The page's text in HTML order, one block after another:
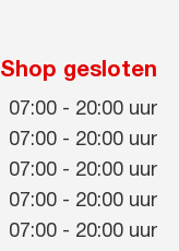
Shop gesloten
07:00 - 20:00 uur
07:00 - 20:00 uur
07:00 - 20:00 uur
07:00 - 20:00 uur
07:00 - 20:00 uur